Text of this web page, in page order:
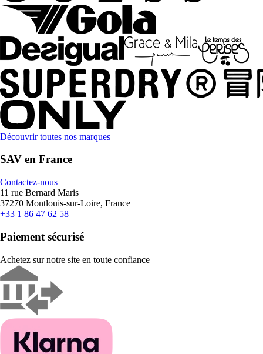
Découvrir toutes nos marques
SAV en France
Contactez-nous
11 rue Bernard Maris
37270 Montlouis-sur-Loire, France
+33 1 86 47 62 58
Paiement sécurisé
Achetez sur notre site en toute confiance